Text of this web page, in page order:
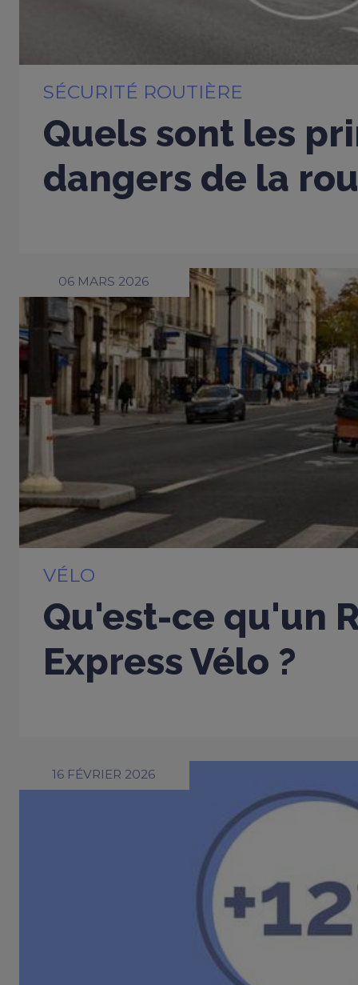
SÉCURITÉ ROUTIÈRE
Quels sont les
dangers de la
06 MARS 2026
VÉLO
Qu'est-ce qu'un
Express Vélo ?
16 FÉVRIER 2026